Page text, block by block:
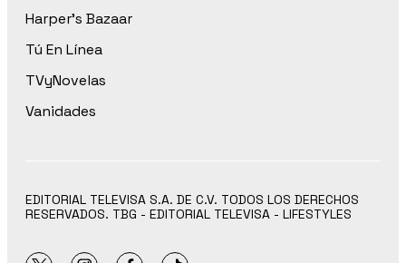
Harper’s Bazaar
Tú En Línea
TVyNovelas
Vanidades
EDITORIAL TELEVISA S.A. DE C.V. TODOS LOS DERECHOS
RESERVADOS. TBG - EDITORIAL TELEVISA - LIFESTYLES